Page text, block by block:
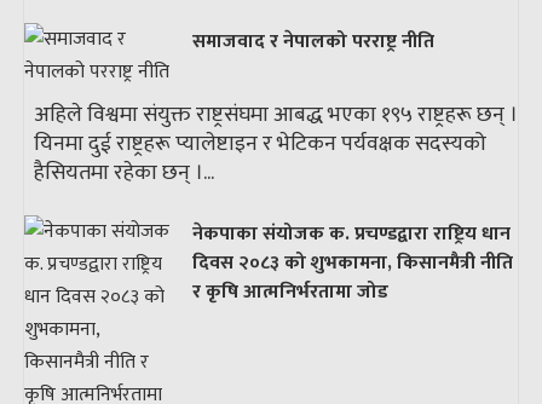
समाजवाद र नेपालको परराष्ट्र नीति
अहिले विश्वमा संयुक्त राष्ट्रसंघमा आबद्ध भएका १९५ राष्ट्रहरू छन् ।
यिनमा दुई राष्ट्रहरू प्यालेष्टाइन र भेटिकन पर्यवक्षक सदस्यको
हैसियतमा रहेका छन् ।...
नेकपाका संयोजक क. प्रचण्डद्वारा राष्ट्रिय धान
दिवस २०८३ को शुभकामना, किसानमैत्री नीति
र कृषि आत्मनिर्भरतामा जोड